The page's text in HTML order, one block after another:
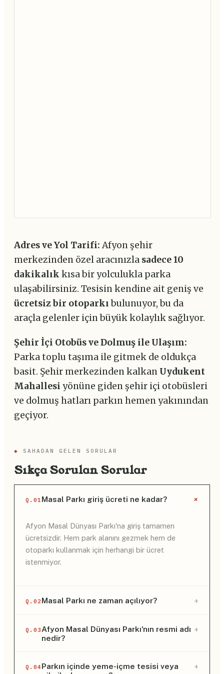
Adres ve Yol Tarifi:Afyon şehir
merkezinden özel aracınızla sadece 10
dakikalık kısa bir yolculukla parka
ulaşabilirsiniz. Tesisin kendine ait geniş ve
ücretsiz bir otoparkıbulunuyor, bu da
araçla gelenler için büyük kolaylık sağlıyor.
Şehir İçi Otobüs ve Dolmuş ile Ulaşım:
Parka toplu taşıma ile gitmek de oldukça
basit. Şehir merkezinden kalkan Uydukent
Mahallesi yönüne giden şehir içi otobüsleri
ve dolmuş hatları parkın hemen yakınından
geçiyor.
◆ SAHADAN GELEN SORULAR
Sıkça Sorulan Sorular
Q.01 Masal Parkı giriş ücreti ne kadar? +
Afyon Masal Dünyası Parkı'na giriş tamamen
ücretsizdir. Hem park alanını gezmek hem de
otoparkı kullanmak için herhangi bir ücret
istenmiyor.
Q.02Masal Parkı ne zaman açılıyor? +
Parkın ziyaret saatleri oldukça geniş. Genellikle
haftanın 7 günü, sabah 08:00 ile gece yarısı 00:00
Q.03Afyon Masal Dünyası Parkı'nın resmi adı
nedir?
+
Parkın resmi adı "Afyonkarahisar Mehmet Sami
Q.04Parkın içinde yeme-içme tesisi veya
+